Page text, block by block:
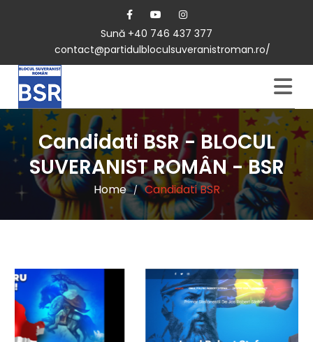
Sună +40 746 437 377
contact@partidulbloculsuveranistroman.ro/
Candidati BSR - BLOCUL
SUVERANIST ROMÂN - BSR
Home / Candidati BSR